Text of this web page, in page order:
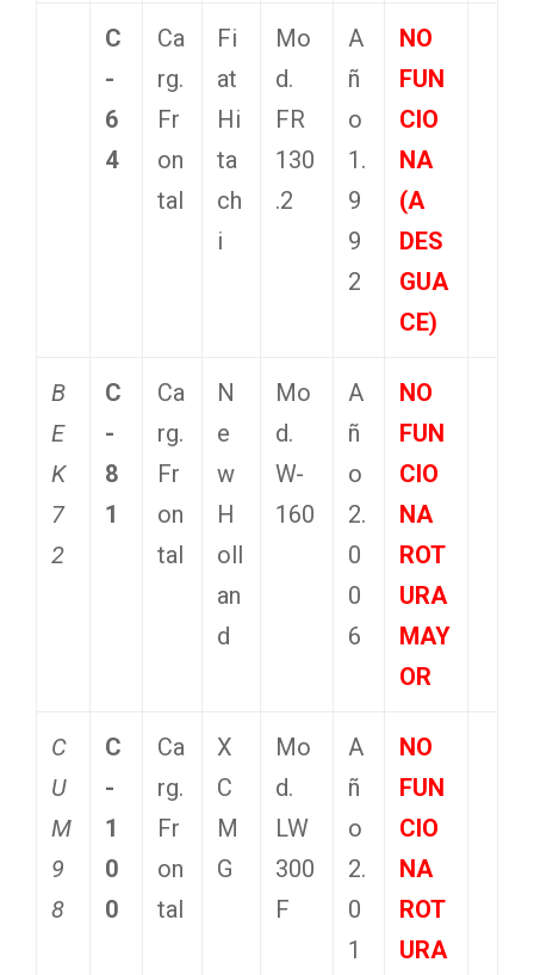
C
-
6
4
Ca
rg.
Fr
on
tal
Fi
at
Hi
ta
ch
i
Mo
d.
FR
130
.2
A
ñ
o
1.
9
9
2
NO
FUN
CIO
NA
(A
DES
GUA
CE)
B
E
K
7
2
C
-
8
1
Ca
rg.
Fr
on
tal
N
e
w
H
oll
an
d
Mo
d.
W-
160
A
ñ
o
2.
0
0
6
NO
FUN
CIO
NA
ROT
URA
MAY
OR
C
U
M
9
8
C
-
1
0
0
Ca
rg.
Fr
on
tal
X
C
M
G
Mo
d.
LW
300
F
A
ñ
o
2.
0
1
NO
FUN
CIO
NA
ROT
URA